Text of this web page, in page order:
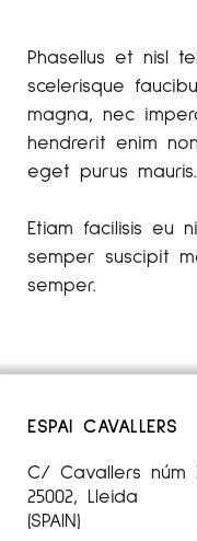
Phasellus et nisl
scelerisque
magna, nec
hendrerit enim
eget purus mauris.
Etiam facilisis eu
semper suscipit
semper.
ESPAI CAVALLERS
C/ Cavallers núm
25002, Lleida
(SPAIN)